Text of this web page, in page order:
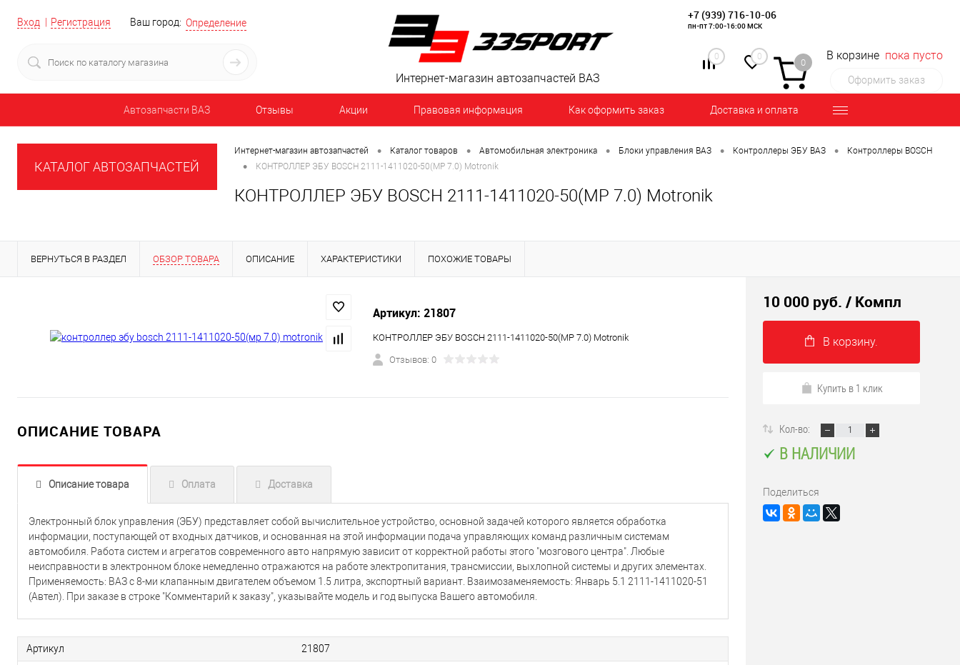
Вход Регистрация Ваш город: Определение
+7 (939) 716-10-06
пн-пт 7:00-16:00 МСК
0 0
0
В корзине пока пусто
Оформить заказ
Интернет-магазин автозапчастей ВАЗ
Автозапчасти ВАЗ Отзывы Акции Правовая информация Как оформить заказ Доставка и оплата
КАТАЛОГ АВТОЗАПЧАСТЕЙ
Интернет-магазин автозапчастей • Каталог товаров • Автомобильная электроника • Блоки управления ВАЗ • Контроллеры ЭБУ ВАЗ • Контроллеры BOSCH
• КОНТРОЛЛЕР ЭБУ BOSCH 2111-1411020-50(МР 7.0) Motronik
КОНТРОЛЛЕР ЭБУ BOSCH 2111-1411020-50(МР 7.0) Motronik
ВЕРНУТЬСЯ В РАЗДЕЛ ОБЗОР ТОВАРА ОПИСАНИЕ ХАРАКТЕРИСТИКИ ПОХОЖИЕ ТОВАРЫ
Артикул: 21807
КОНТРОЛЛЕР ЭБУ BOSCH 2111-1411020-50(МР 7.0) Motronik
Отзывов: 0
ОПИСАНИЕ ТОВАРА
Описание товара Оплата Доставка
Электронный блок управления (ЭБУ) представляет собой вычислительное устройство, основной задачей которого является обработка
информации, поступающей от входных датчиков, и основанная на этой информации подача управляющих команд различным системам
автомобиля. Работа систем и агрегатов современного авто напрямую зависит от корректной работы этого "мозгового центра". Любые
неисправности в электронном блоке немедленно отражаются на работе электропитания, трансмиссии, выхлопной системы и других элементах.
Применяемость: ВАЗ с 8-ми клапанным двигателем объемом 1.5 литра, экспортный вариант. Взаимозаменяемость: Январь 5.1 2111-1411020-51
(Автел). При заказе в строке "Комментарий к заказу", указывайте модель и год выпуска Вашего автомобиля.
Артикул 21807
10 000 руб. / Компл
В корзину.
Купить в 1 клик
Кол-во:
В НАЛИЧИИ
Поделиться